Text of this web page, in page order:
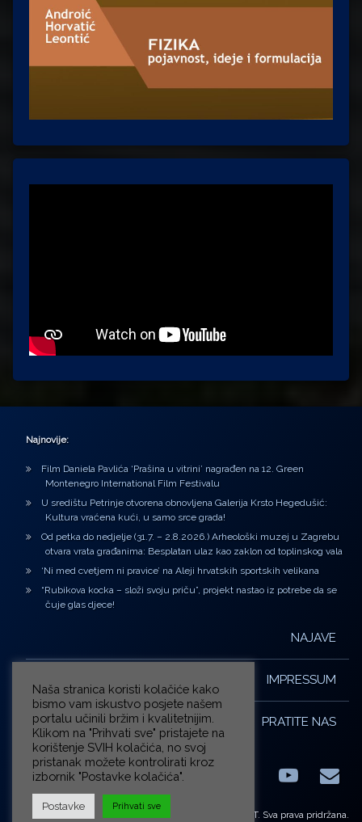
Najnovije:
Film Daniela Pavlića ‘Prašina u vitrini’ nagrađen na 12. Green
Montenegro International Film Festivalu
U središtu Petrinje otvorena obnovljena Galerija Krsto Hegedušić:
Kultura vraćena kući, u samo srce grada!
Od petka do nedjelje (31.7. – 2.8.2026.) Arheološki muzej u Zagrebu
otvara vrata građanima: Besplatan ulaz kao zaklon od toplinskog vala
‘Ni med cvetjem ni pravice’ na Aleji hrvatskih sportskih velikana
“Rubikova kocka – složi svoju priču”, projekt nastao iz potrebe da se
čuje glas djece!
NAJAVE
IMPRESSUM
PRATITE NAS
FacebookLinkedIn E-
© ZG-KULT. Sva prava pridržana.
Naša stranica koristi kolačiće kako
bismo vam iskustvo posjete našem
portalu učinili bržim i kvalitetnijim.
Klikom na "Prihvati sve" pristajete na
korištenje SVIH kolačića, no svoj
pristanak možete kontrolirati kroz
izbornik "Postavke kolačića".
Postavke Prihvati sve